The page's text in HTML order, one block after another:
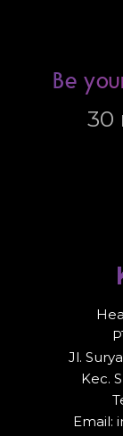
Be
30
Jl.
Kec.
Email: